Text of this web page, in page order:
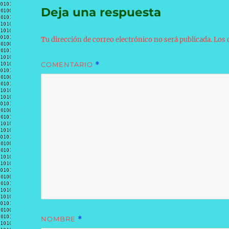
Deja una respuesta
Tu dirección de correo electrónico no será publicada.Los
COMENTARIO *
NOMBRE *